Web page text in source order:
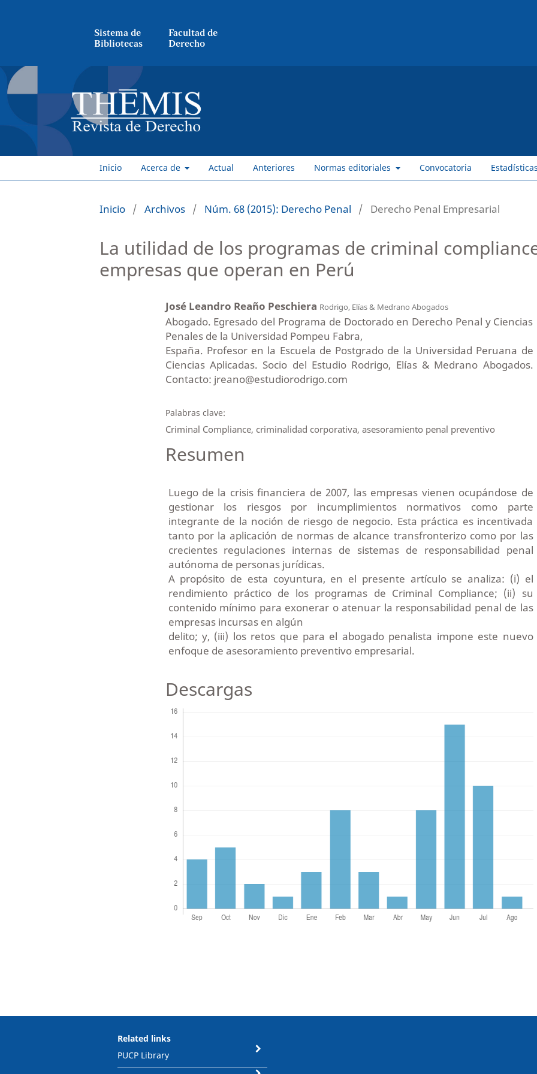
Sistema de
Bibliotecas
Facultad de
Derecho
Inicio Acerca de Actual Anteriores Normas editoriales Convocatoria
Inicio / Archivos / Núm. 68 (2015): Derecho Penal / Derecho Penal Empresarial
La utilidad de los programas de criminal
empresas que operan en Perú
José Leandro Reaño Peschiera Rodrigo, Elías & Medrano Abogados
Abogado. Egresado del Programa de Doctorado en Derecho Penal y Ciencias
Penales de la Universidad Pompeu Fabra,
España. Profesor en la Escuela de Postgrado de la Universidad Peruana de
Ciencias Aplicadas. Socio del Estudio Rodrigo, Elías & Medrano Abogados.
Contacto: jreano@estudiorodrigo.com
Palabras clave:
Criminal Compliance, criminalidad corporativa, asesoramiento penal preventivo
Resumen
Luego de la crisis financiera de 2007, las empresas vienen ocupándose de
gestionar los riesgos por incumplimientos normativos como parte
integrante de la noción de riesgo de negocio. Esta práctica es incentivada
tanto por la aplicación de normas de alcance transfronterizo como por las
crecientes regulaciones internas de sistemas de responsabilidad penal
autónoma de personas jurídicas.
A propósito de esta coyuntura, en el presente artículo se analiza: (i) el
rendimiento práctico de los programas de Criminal Compliance; (ii) su
contenido mínimo para exonerar o atenuar la responsabilidad penal de las
empresas incursas en algún
delito; y, (iii) los retos que para el abogado penalista impone este nuevo
enfoque de asesoramiento preventivo empresarial.
Descargas
Related links
PUCP Library